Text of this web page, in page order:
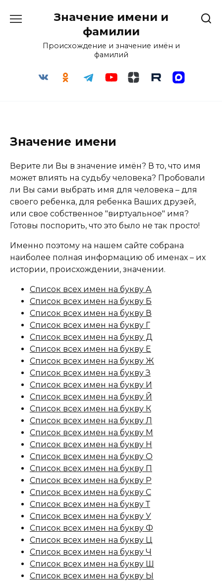
Значение имени и
фамилии
Происхождение и значение имён и
фамилий
Значение имени
Верите ли Вы в значение имён? В то, что имя
может влиять на судьбу человека? Пробовали
ли Вы сами выбрать имя для человека – для
своего ребенка, для ребенка Ваших друзей,
или свое собственное "виртуальное" имя?
Готовы поспорить, что это было не так просто!
Именно поэтому на нашем сайте собрана
наиболее полная информацию об именах – их
истории, происхождении, значении.
Список всех имен на букву А
Список всех имен на букву Б
Список всех имен на букву В
Список всех имен на букву Г
Список всех имен на букву Д
Список всех имен на букву Е
Список всех имен на букву Ж
Список всех имен на букву З
Список всех имен на букву И
Список всех имен на букву Й
Список всех имен на букву К
Список всех имен на букву Л
Список всех имен на букву М
Список всех имен на букву Н
Список всех имен на букву О
Список всех имен на букву П
Список всех имен на букву Р
Список всех имен на букву С
Список всех имен на букву Т
Список всех имен на букву У
Список всех имен на букву Ф
Список всех имен на букву Ц
Список всех имен на букву Ч
Список всех имен на букву Ш
Список всех имен на букву Ы